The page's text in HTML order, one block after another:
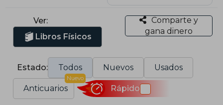
Ver:
Libros Físicos
Comparte y
gana dinero
Estado: Todos Nuevos Usados
Anticuarios
Nuevo
Rápido